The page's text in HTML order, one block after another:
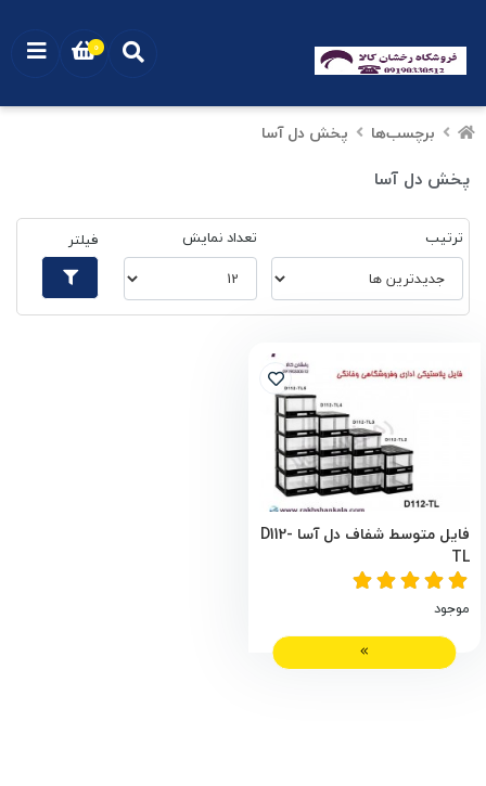
برچسب‌ها پخش دل آسا
پخش دل آسا
ترتیب تعداد نمایش فیلتر
فایل متوسط شفاف دل آسا D112-
TL
موجود
0